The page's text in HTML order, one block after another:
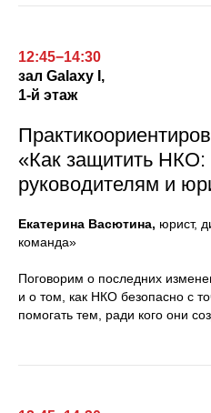
12:45−14:30
зал Galaxy I,
1-й этаж
«Как защитить НКО:
руководителям и
Екатерина Васютина, юрист,
команда»
Поговорим о последних
и о том, как НКО безопасно с
помогать тем, ради кого они